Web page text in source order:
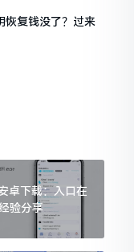
复钱没了？过来
卓下载：入口在
验分享